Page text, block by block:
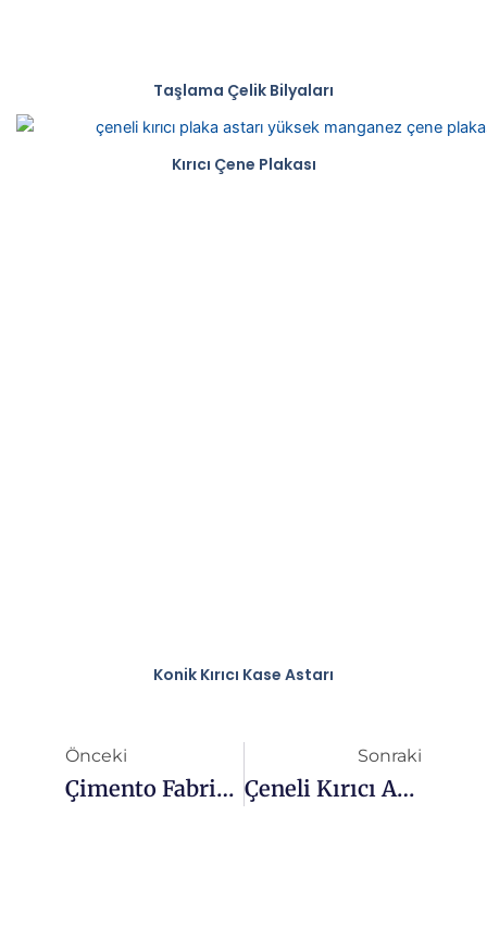
Taşlama Çelik Bilyaları
Kırıcı Çene Plakası
Konik Kırıcı Kase Astarı
Önceki
Çimento Fabrikasında Bilyalı Değirmen Astarının Değiştirilmesinde Dikkat Edilmesi Gereken Temel Hususlar
Sonraki
Çeneli Kırıcı Aşınma Parçaları Için En İyi Malzemeler: Bilmeniz Gerekenler